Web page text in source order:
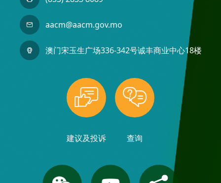
aacm@aacm.gov.mo
澳门宋玉生广场336-342号诚丰商业中心18楼
建议及投诉 查询